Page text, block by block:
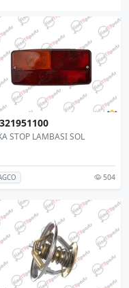
STOP LAMBASI SOL
504